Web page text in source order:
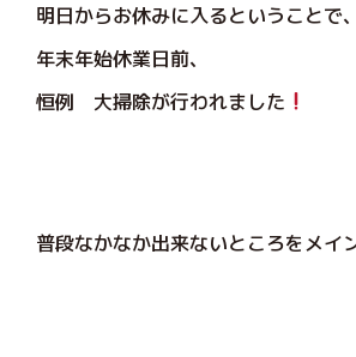
明日からお休みに入るということで、
年末年始休業日前、
恒例 大掃除が行われました
普段なかなか出来ないところをメイ